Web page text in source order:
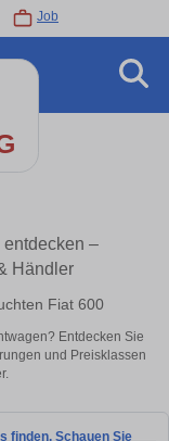
Job
entdecken –
Händler
Fiat 600
Entdecken Sie
und Preisklassen
finden. Schauen Sie